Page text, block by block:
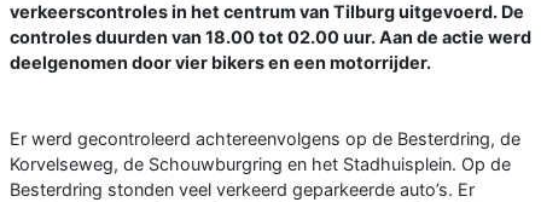
verkeerscontroles in het centrum van Tilburg uitgevoerd. De
controles duurden van 18.00 tot 02.00 uur. Aan de actie werd
deelgenomen door vier bikers en een motorrijder.
Er werd gecontroleerd achtereenvolgens op de Besterdring, de
Korvelseweg, de Schouwburgring en het Stadhuisplein. Op de
Besterdring stonden veel verkeerd geparkeerde auto’s. Er